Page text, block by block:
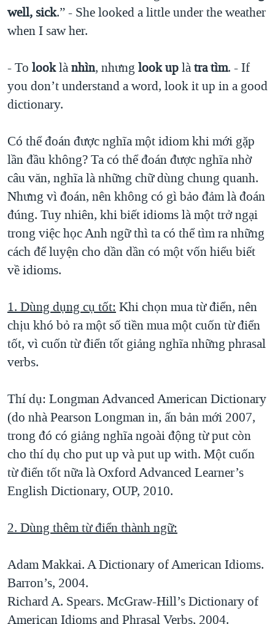
well, sick.” - She looked a little under the weather
when I saw her.
- To looklànhìn, nhưng look uplàtra tìm. - If
you don’t understand a word, look it up in a good
dictionary.
Có thể đoán được nghĩa một idiom khi mới gặp
lần đầu không? Ta có thể đoán được nghĩa nhờ
câu văn, nghĩa là những chữ dùng chung quanh.
Nhưng vì đoán, nên không có gì bảo đảm là đoán
đúng. Tuy nhiên, khi biết idioms là một trở ngại
trong việc học Anh ngữ thì ta có thể tìm ra những
cách để luyện cho dần dần có một vốn hiểu biết
về idioms.
1. Dùng dụng cụ tốt: Khi chọn mua từ điển, nên
chịu khó bỏ ra một số tiền mua một cuốn từ điển
tốt, vì cuốn từ điển tốt giảng nghĩa những phrasal
verbs.
Thí dụ: Longman Advanced American Dictionary
(do nhà Pearson Longman in, ấn bản mới 2007,
trong đó có giảng nghĩa ngoài động từ put còn
cho thí dụ cho put up và put up with. Một cuốn
từ điển tốt nữa là Oxford Advanced Learner’s
English Dictionary, OUP, 2010.
2. Dùng thêm từ điển thành ngữ:
Adam Makkai. A Dictionary of American Idioms.
Barron’s, 2004.
Richard A. Spears. McGraw-Hill’s Dictionary of
American Idioms and Phrasal Verbs, 2004.